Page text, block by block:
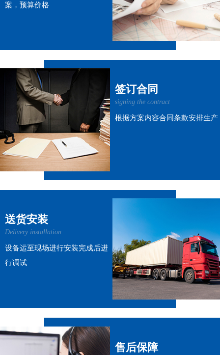
案，预算价格
签订合同
signing the contract
根据方案内容合同条款安排生产
送货安装
Delivery installation
设备运至现场进行安装完成后进
行调试
售后保障